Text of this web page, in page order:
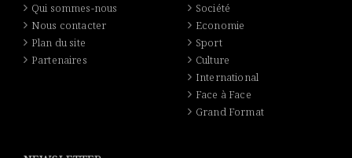
Qui sommes-nous
Nous contacter
Plan du site
Partenaires
Société
Economie
Sport
Culture
International
Face à Face
Grand Format